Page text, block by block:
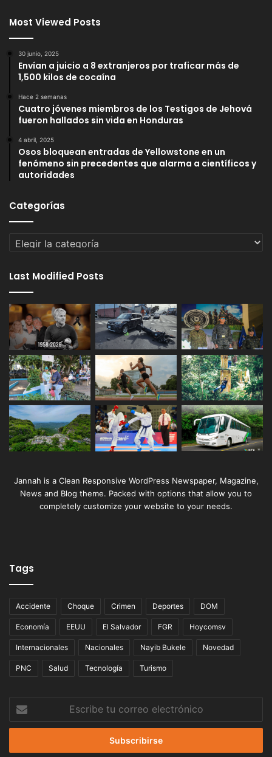
Most Viewed Posts
30 junio, 2025
Envían a juicio a 8 extranjeros por traficar más de
1,500 kilos de cocaína
Hace 2 semanas
Cuatro jóvenes miembros de los Testigos de Jehová
fueron hallados sin vida en Honduras
4 abril, 2025
Osos bloquean entradas de Yellowstone en un
fenómeno sin precedentes que alarma a científicos y
autoridades
Categorías
Categorías
Last Modified Posts
Jannah is a Clean Responsive WordPress Newspaper, Magazine,
News and Blog theme. Packed with options that allow you to
completely customize your website to your needs.
Tags
Accidente Choque Crimen Deportes DOM
Economía EEUU El Salvador FGR Hoycomsv
Internacionales Nacionales Nayib Bukele Novedad
PNC Salud Tecnología Turismo
correo